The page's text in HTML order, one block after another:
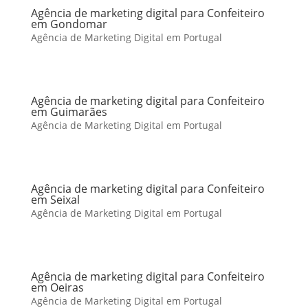
Agência de marketing digital para Confeiteiro
em Gondomar
Agência de Marketing Digital em Portugal
Agência de marketing digital para Confeiteiro
em Guimarães
Agência de Marketing Digital em Portugal
Agência de marketing digital para Confeiteiro
em Seixal
Agência de Marketing Digital em Portugal
Agência de marketing digital para Confeiteiro
em Oeiras
Agência de Marketing Digital em Portugal